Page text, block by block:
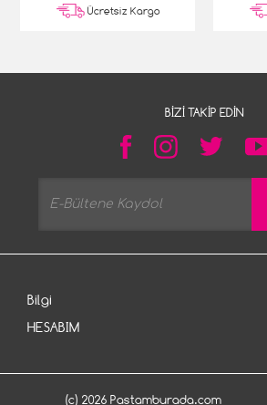
Ücretsiz Kargo
BIZI TAKIP EDIN
Bilgi
HESABIM
(c) 2026 Pastamburada.com